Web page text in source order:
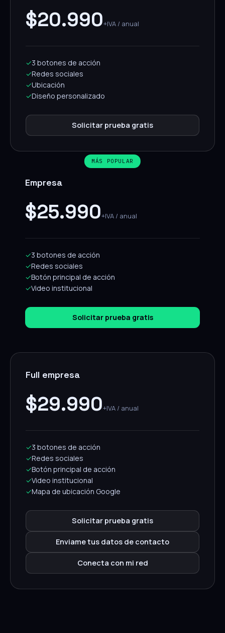
$20.990+IVA / anual
✓3 botones de acción
✓Redes sociales
✓Ubicación
✓Diseño personalizado
Solicitar prueba gratis
MÁS POPULAR
Empresa
$25.990+IVA / anual
✓3 botones de acción
✓Redes sociales
✓Botón principal de acción
✓Video institucional
Solicitar prueba gratis
Full empresa
$29.990+IVA / anual
✓3 botones de acción
✓Redes sociales
✓Botón principal de acción
✓Video institucional
✓Mapa de ubicación Google
Solicitar prueba gratis
Enviame tus datos de contacto
Conecta con mi red